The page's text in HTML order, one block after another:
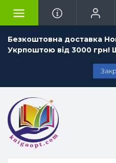
Безкоштовна доставка
Укрпоштою від 3000 грн!